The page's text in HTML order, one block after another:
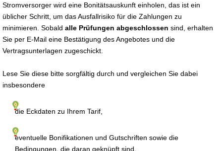
Stromversorger wird eine Bonitätsauskunft einholen, das ist ein
üblicher Schritt, um das Ausfallrisiko für die Zahlungen zu
minimieren. Sobald alle Prüfungen abgeschlossen sind, erhalten
Sie per E-Mail eine Bestätigung des Angebotes und die
Vertragsunterlagen zugeschickt.
Lese Sie diese bitte sorgfältig durch und vergleichen Sie dabei
insbesondere
die Eckdaten zu Ihrem Tarif,
eventuelle Bonifikationen und Gutschriften sowie die
Bedingungen, die daran geknüpft sind,